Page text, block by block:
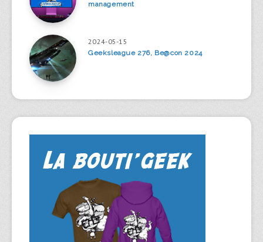
management
2024-05-15
Geeksleague 276, Be@con 2024